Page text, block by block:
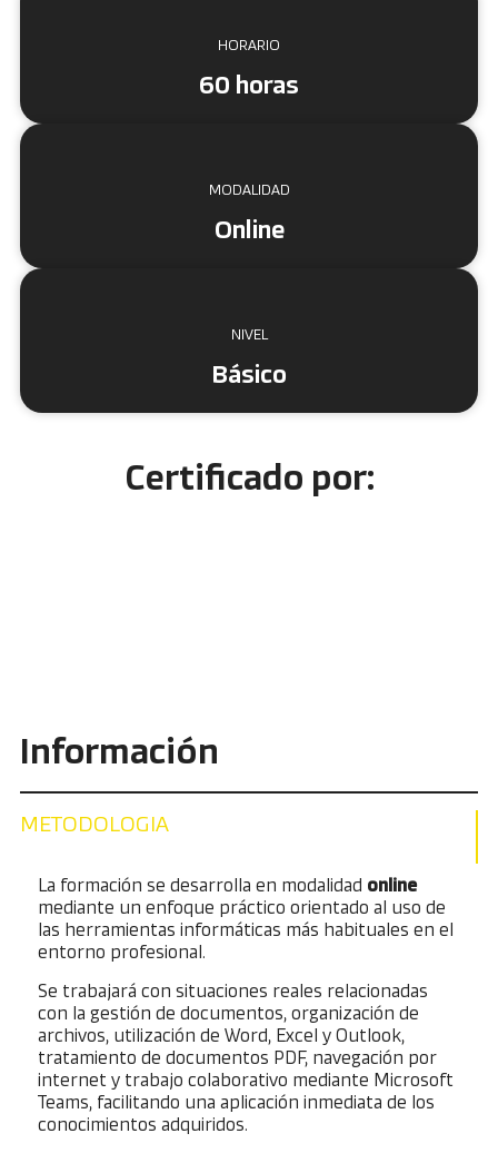
HORARIO
60 horas
MODALIDAD
Online
NIVEL
Básico
Certificado por:
Información
METODOLOGIA
La formación se desarrolla en modalidad online
mediante un enfoque práctico orientado al uso de
las herramientas informáticas más habituales en el
entorno profesional.
Se trabajará con situaciones reales relacionadas
con la gestión de documentos, organización de
archivos, utilización de Word, Excel y Outlook,
tratamiento de documentos PDF, navegación por
internet y trabajo colaborativo mediante Microsoft
Teams, facilitando una aplicación inmediata de los
conocimientos adquiridos.